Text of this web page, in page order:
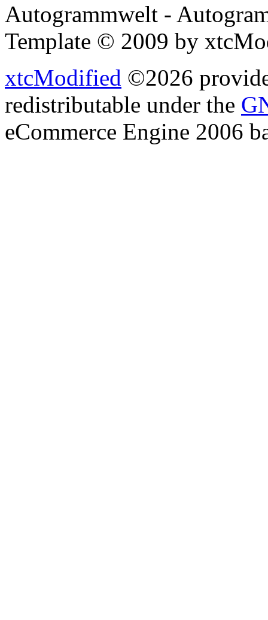
Autogrammwelt -
Template © 2009 by
xtcModified ©2026
redistributable under the
eCommerce Engine 2006